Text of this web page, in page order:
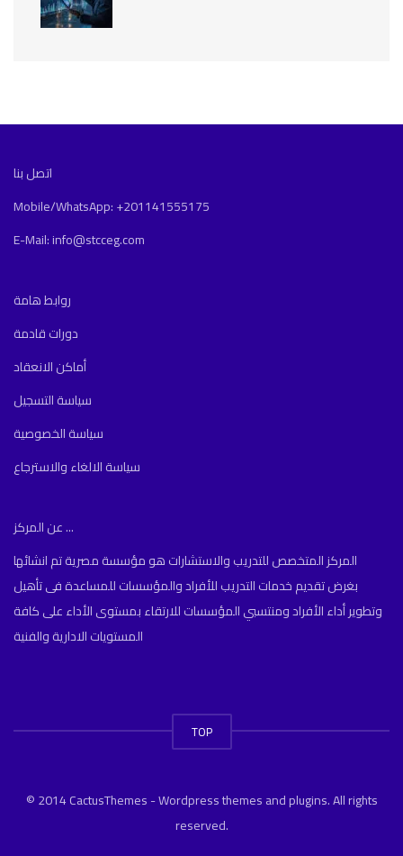
اتصل بنا
Mobile/WhatsApp: +201141555175
E-Mail: info@stcceg.com
روابط هامة
دورات قادمة
أماكن الانعقاد
سياسة التسجيل
سياسة الخصوصية
سياسة الالغاء والاسترجاع
عن المركز ...
المركز المتخصص للتدريب والاستشارات هو مؤسسة مصرية تم انشائها
بغرض تقديم خدمات التدريب للأفراد والمؤسسات للمساعدة فى تأهيل
وتطوير أداء الأفراد ومنتسبي المؤسسات للارتقاء بمستوى الأداء على كافة
المستويات الادارية والفنية
TOP
© 2014 CactusThemes - Wordpress themes and plugins. All rights
reserved.